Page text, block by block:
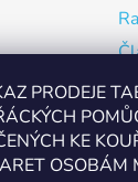
PRODEJE
KE
OSOBÁM